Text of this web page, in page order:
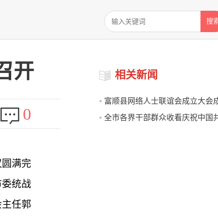
搜
开
0
满完
统战
任郭
相关新闻
富顺县网络人士联谊会成立大会
全市各界干部群众收看庆祝中国